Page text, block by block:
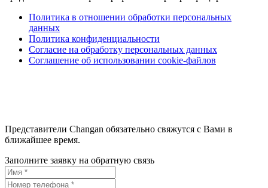
Политика в отношении обработки персональных
данных
Политика конфиденциальности
Согласие на обработку персональных данных
Соглашение об использовании cookie-файлов
Представители Changan обязательно свяжутся с Вами в
ближайшее время.
Заполните заявку на обратную связь